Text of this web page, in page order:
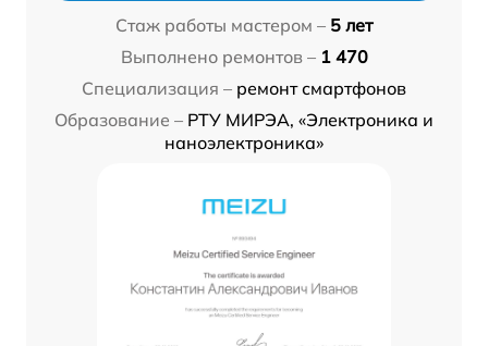
Стаж работы мастером – 5 лет
Выполнено ремонтов – 1 470
Специализация – ремонт смартфонов
Образование – РТУ МИРЭА, «Электроника и
наноэлектроника»